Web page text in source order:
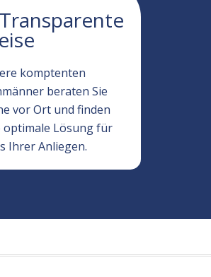
komptenten
beraten Sie
vor Ort und finden
optimale Lösung für
Ihrer Anliegen.